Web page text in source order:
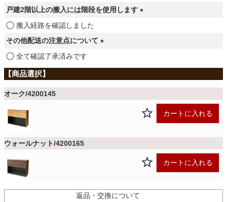
カーテン
ラグ
マット
キッチン用品
必
戸建2階以上の搬入には階段を使用します
搬入経路を確認しました
その他配送の注意点について
必
須
)
全て確認了承済みです
オーク/4200145
カートに入れる
ウォールナット/4200165
カートに入れる
返品・交換について